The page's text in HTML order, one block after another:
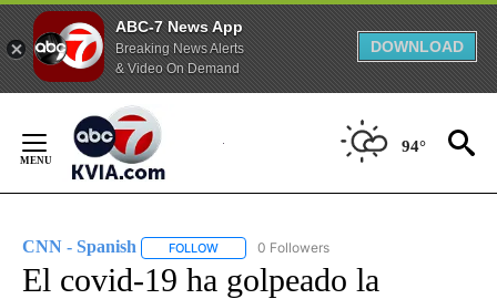
ABC-7 News App
Breaking News Alerts
& Video On Demand
DOWNLOAD
Content
94°
CNN - Spanish FOLLOW FOLLOW "CNN - SPANISH" TO RECEIVE
0 Followers
El covid-19 ha golpeado la